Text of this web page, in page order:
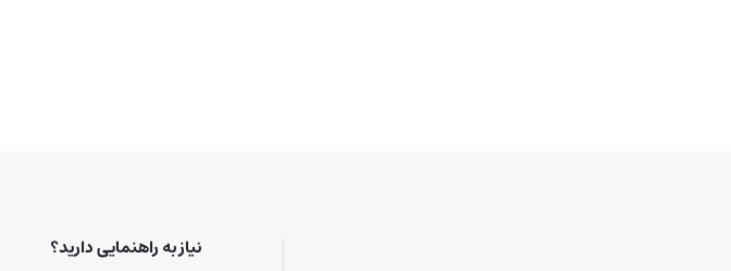
نیاز به راهنمایی دارید؟